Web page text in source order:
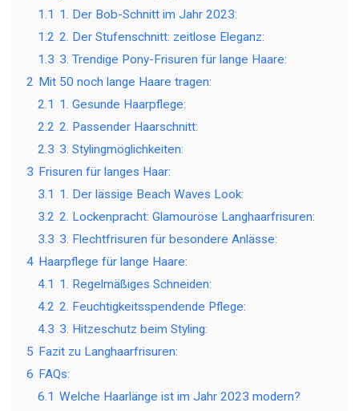
1.1 1. Der Bob-Schnitt im Jahr 2023:
1.2 2. Der Stufenschnitt: zeitlose Eleganz:
1.3 3. Trendige Pony-Frisuren für lange Haare:
2 Mit 50 noch lange Haare tragen:
2.1 1. Gesunde Haarpflege:
2.2 2. Passender Haarschnitt:
2.3 3. Stylingmöglichkeiten:
3 Frisuren für langes Haar:
3.1 1. Der lässige Beach Waves Look:
3.2 2. Lockenpracht: Glamouröse Langhaarfrisuren:
3.3 3. Flechtfrisuren für besondere Anlässe:
4 Haarpflege für lange Haare:
4.1 1. Regelmäßiges Schneiden:
4.2 2. Feuchtigkeitsspendende Pflege:
4.3 3. Hitzeschutz beim Styling:
5 Fazit zu Langhaarfrisuren:
6 FAQs:
6.1 Welche Haarlänge ist im Jahr 2023 modern?